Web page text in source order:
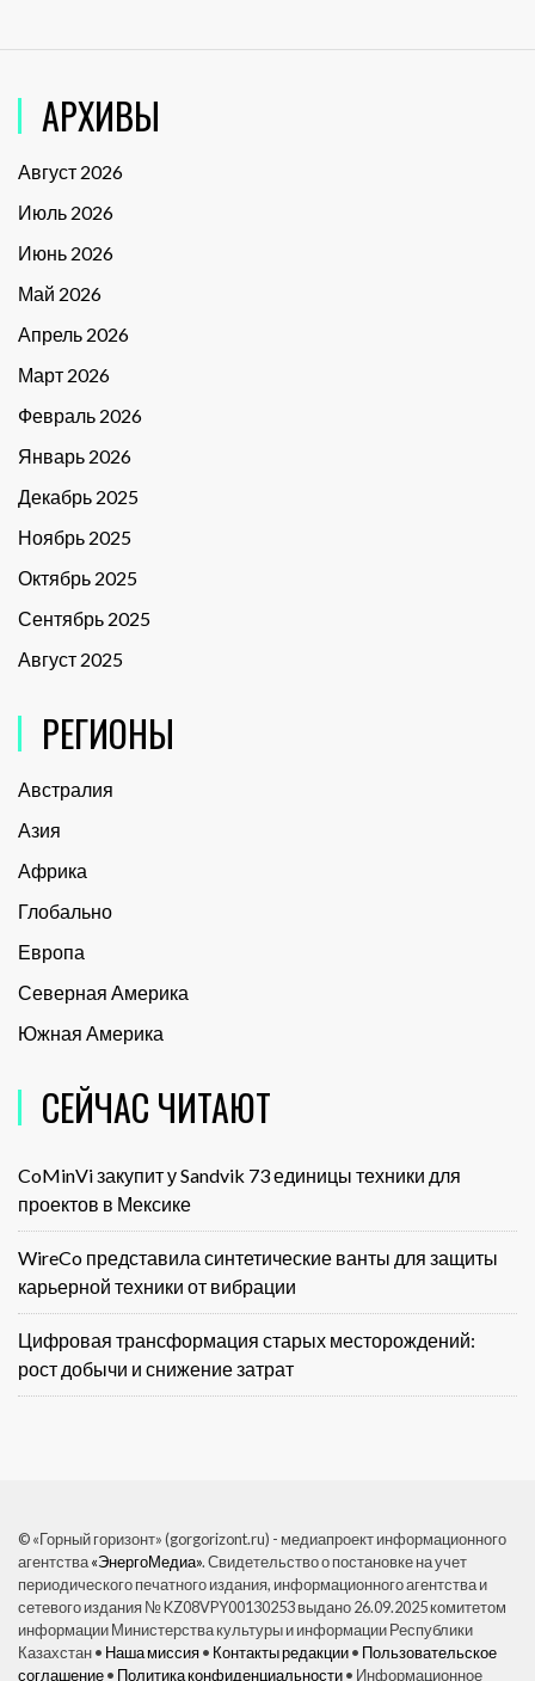
АРХИВЫ
Август 2026
Июль 2026
Июнь 2026
Май 2026
Апрель 2026
Март 2026
Февраль 2026
Январь 2026
Декабрь 2025
Ноябрь 2025
Октябрь 2025
Сентябрь 2025
Август 2025
РЕГИОНЫ
Австралия
Азия
Африка
Глобально
Европа
Северная Америка
Южная Америка
СЕЙЧАС ЧИТАЮТ
CoMinVi закупит у Sandvik 73 единицы техники для
проектов в Мексике
WireCo представила синтетические ванты для защиты
карьерной техники от вибрации
Цифровая трансформация старых месторождений:
рост добычи и снижение затрат
© «Горный горизонт» (gorgorizont.ru) - медиапроект информационного
агентства«ЭнергоМедиа». Свидетельство о постановке на учет
периодического печатного издания, информационного агентства и
сетевого издания № KZ08VPY00130253 выдано 26.09.2025 комитетом
информации Министерства культуры и информации Республики
Казахстан • Наша миссия• Контакты редакции• Пользовательское
соглашение• Политика конфиденциальности• Информационное